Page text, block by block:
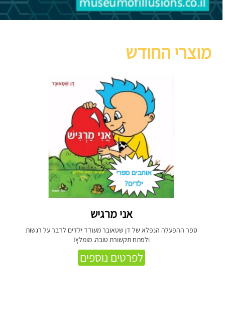
מוצרי החודש
אני מרגיש
ספר ההפעלה הנפלא של דן שטאובר מעודד ילדים לדבר על רגשות
ולפתח תקשורת טובה. מומלץ!
לפרטים נוספים